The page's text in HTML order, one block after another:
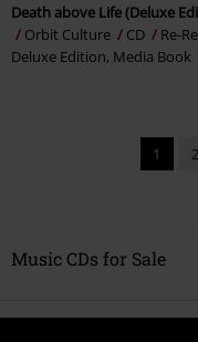
Death above Life (Deluxe
Orbit Culture
CD
Re-
Deluxe Edition, Media Book
1 2
Music CDs for Sale